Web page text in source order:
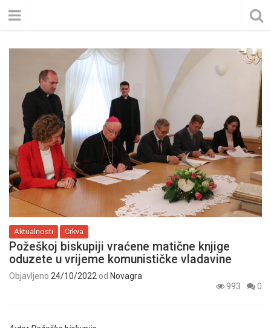
Aktualnosti Crkva
Požeškoj biskupiji vraćene matične knjige
oduzete u vrijeme komunističke vladavine
Objavljeno 24/10/2022 od Novagra
993
0